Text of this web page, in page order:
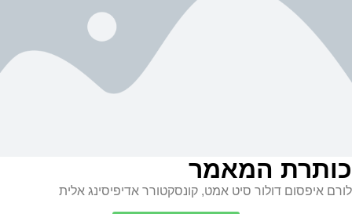
כותרת המאמר
לורם איפסום דולור סיט אמט, קונסקטורר אדיפיסינג אלית